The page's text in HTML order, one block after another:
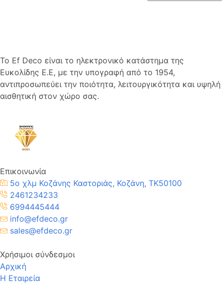
Το Ef Deco είναι το ηλεκτρονικό κατάστημα της
Ευκολίδης Ε.Ε, με την υπογραφή από το 1954,
αντιπροσωπεύει την ποιότητα, λειτουργικότητα και υψηλή
αισθητική στον χώρο σας.
Επικοινωνία
5ο χλμ Κοζάνης Καστοριάς, Κοζάνη, TK50100
2461234233
6994445444
info@efdeco.gr
sales@efdeco.gr
Χρήσιμοι σύνδεσμοι
Αρχική
Η Εταιρεία